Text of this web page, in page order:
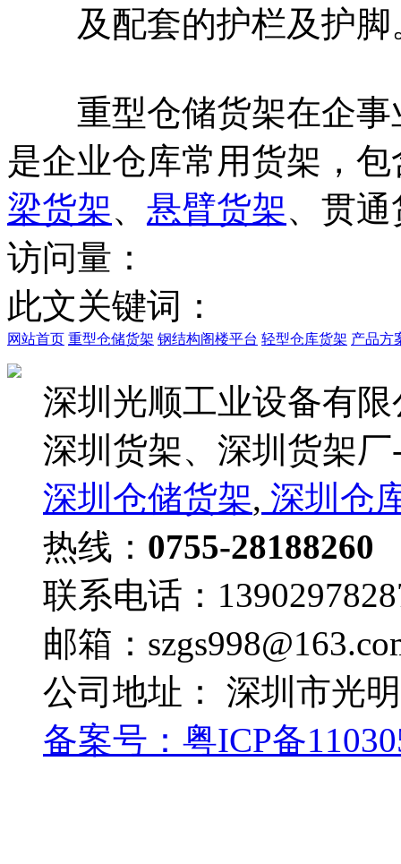
及配套的护栏及护脚
重型仓储货架在企事
是企业仓库常用货架，
梁货架、 悬臂货架、贯
访问量：
此文关键词：
网站首页 重型仓储货架 钢结构阁楼平台 轻型仓库货架 产品方
深圳光顺工业设备有
深圳货架、深圳货架
深圳仓储货架, 深圳仓
热线： 0755-28188260
联系电话：
邮箱：
公司地址： 深圳市光
备案号： 粤ICP备